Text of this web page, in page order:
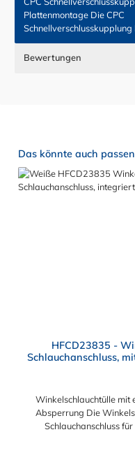
Plattenmontage Die CPC
Bewertungen
Produktgalerie überspringen
Das könnte auch passen
HFCD23835 -
Schlauchanschluss,
Winkelschlauchtülle mit
Absperrung Die
Schlauchanschluss